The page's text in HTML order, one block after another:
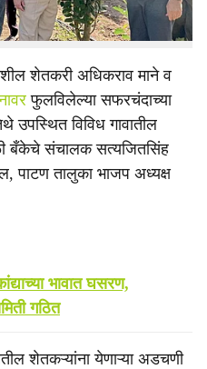
शेतकरी अधिकराव माने व
फुलविलेल्या सफरचंदाच्या
उपस्थित विविध गावातील
बँकेचे संचालक सत्यजितसिंह
पाटण तालुका भाजप अध्यक्ष
भावात घसरण,
गठित
शेतकऱ्यांना येणाऱ्या अडचणी